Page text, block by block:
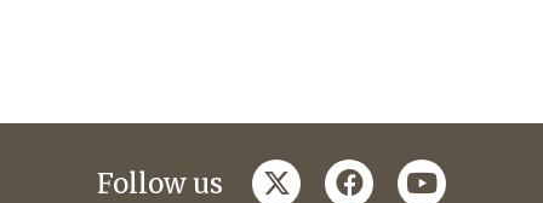
Follow us twitterfacebookyoutube